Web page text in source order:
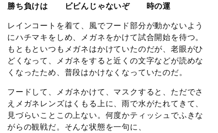
勝ち負けは ビビんじゃないぞ 時の運
レインコートを着て、風でフード部分が動かないよう
にハチマキをしめ、メガネをかけて試合開始を待つ。
もともといつもメガネはかけていたのだが、老眼がひ
どくなって、メガネをすると近くの文字などが読めな
くなったため、普段はかけなくなっていたのだ。
フードして、メガネかけて、マスクすると、ただでさ
えメガネレンズはくもる上に、雨で水がたれてきて、
見づらいことこの上ない。何度かティッシュでふきな
がらの観戦だ。そんな状態を一句に、